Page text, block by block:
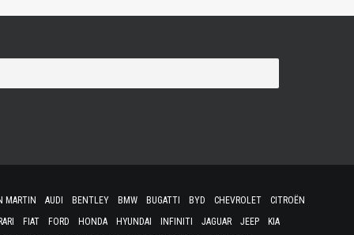
MARTIN AUDI BENTLEY BMW BUGATTI BYD CHEVROLET
CITROËN
FIAT FORD HONDA HYUNDAI INFINITI JAGUAR JEEP
KIA